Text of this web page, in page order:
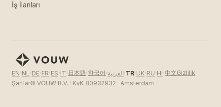
İş İlanları
EN·NL ·DE·FR·ES·IT· 日本語·한국어 ·العربية·TR·UK·RU·HI·中文Gizlilik
Şartlar© VOUW B.V. · KvK 80932932 · Amsterdam